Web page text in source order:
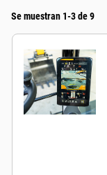
Se muestran 1-3 de 9